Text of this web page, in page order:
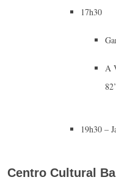
17h30
A
19h30 –
Centro Cultural